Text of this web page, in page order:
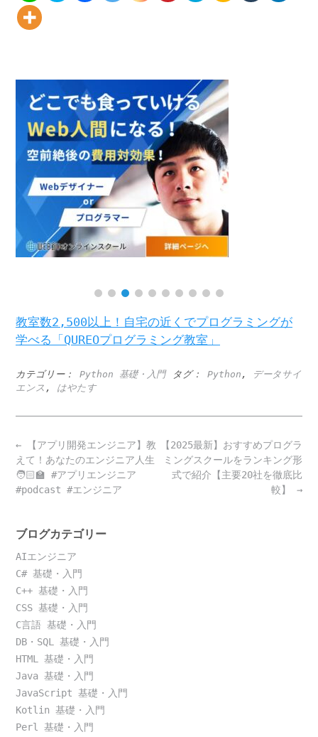
教室数2,500以上！自宅の近くでプログラミングが
学べる「QUREOプログラミング教室」
カテゴリー： Python 基礎・入門 タグ： Python ,
データサイ
エンス , はやたす
Post
navigation
【2025最新】おすすめプログラ
ミングスクールをランキング形
式で紹介【主要20社を徹底比
較】 →
← 【アプリ開発エンジニア】教
えて！あなたのエンジニア人生
🧑🏻‍🏫 #アプリエンジニア
#podcast #エンジニア
ブログカテゴリー
AIエンジニア
C# 基礎・入門
C++ 基礎・入門
CSS 基礎・入門
C言語 基礎・入門
DB・SQL 基礎・入門
HTML 基礎・入門
Java 基礎・入門
JavaScript 基礎・入門
Kotlin 基礎・入門
Perl 基礎・入門